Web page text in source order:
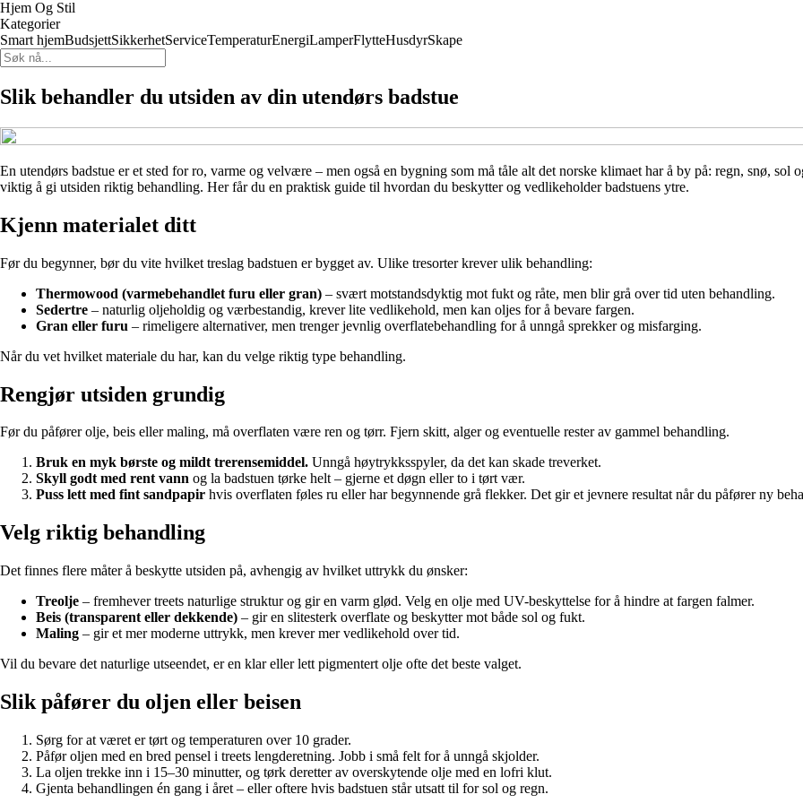
Hjem Og Stil
Kategorier
Smart hjemBudsjettSikkerhetServiceTemperaturEnergiLamperFlytteHusdyrSkape
Slik behandler du utsiden av din utendørs badstue
En utendørs badstue er et sted for ro, varme og velvære – men også en bygning som må tåle alt det norske klimaet har å by på: regn, snø, sol
viktig å gi utsiden riktig behandling. Her får du en praktisk guide til hvordan du beskytter og vedlikeholder badstuens ytre.
Kjenn materialet ditt
Før du begynner, bør du vite hvilket treslag badstuen er bygget av. Ulike tresorter krever ulik behandling:
Thermowood (varmebehandlet furu eller gran) – svært motstandsdyktig mot fukt og råte, men blir grå over tid uten behandling.
Sedertre – naturlig oljeholdig og værbestandig, krever lite vedlikehold, men kan oljes for å bevare fargen.
Gran eller furu – rimeligere alternativer, men trenger jevnlig overflatebehandling for å unngå sprekker og misfarging.
Når du vet hvilket materiale du har, kan du velge riktig type behandling.
Rengjør utsiden grundig
Før du påfører olje, beis eller maling, må overflaten være ren og tørr. Fjern skitt, alger og eventuelle rester av gammel behandling.
Bruk en myk børste og mildt trerensemiddel. Unngå høytrykksspyler, da det kan skade treverket.
Skyll godt med rent vann og la badstuen tørke helt – gjerne et døgn eller to i tørt vær.
Puss lett med fint sandpapir hvis overflaten føles ru eller har begynnende grå flekker. Det gir et jevnere resultat når du påfører ny
Velg riktig behandling
Det finnes flere måter å beskytte utsiden på, avhengig av hvilket uttrykk du ønsker:
Treolje – fremhever treets naturlige struktur og gir en varm glød. Velg en olje med UV-beskyttelse for å hindre at fargen falmer.
Beis (transparent eller dekkende) – gir en slitesterk overflate og beskytter mot både sol og fukt.
Maling – gir et mer moderne uttrykk, men krever mer vedlikehold over tid.
Vil du bevare det naturlige utseendet, er en klar eller lett pigmentert olje ofte det beste valget.
Slik påfører du oljen eller beisen
Sørg for at været er tørt og temperaturen over 10 grader.
Påfør oljen med en bred pensel i treets lengderetning. Jobb i små felt for å unngå skjolder.
La oljen trekke inn i 15–30 minutter, og tørk deretter av overskytende olje med en lofri klut.
Gjenta behandlingen én gang i året – eller oftere hvis badstuen står utsatt til for sol og regn.